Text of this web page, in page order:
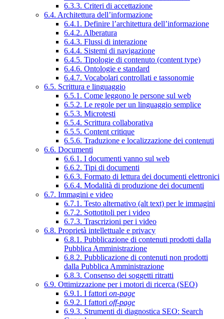
6.3.3. Criteri di accettazione
6.4. Architettura dell’informazione
6.4.1. Definire l’architettura dell’informazione
6.4.2. Alberatura
6.4.3. Flussi di interazione
6.4.4. Sistemi di navigazione
6.4.5. Tipologie di contenuto (content type)
6.4.6. Ontologie e standard
6.4.7. Vocabolari controllati e tassonomie
6.5. Scrittura e linguaggio
6.5.1. Come leggono le persone sul web
6.5.2. Le regole per un linguaggio semplice
6.5.3. Microtesti
6.5.4. Scrittura collaborativa
6.5.5. Content critique
6.5.6. Traduzione e localizzazione dei contenuti
6.6. Documenti
6.6.1. I documenti vanno sul web
6.6.2. Tipi di documenti
6.6.3. Formato di lettura dei documenti elettronici
6.6.4. Modalità di produzione dei documenti
6.7. Immagini e video
6.7.1. Testo alternativo (alt text) per le immagini
6.7.2. Sottotitoli per i video
6.7.3. Trascrizioni per i video
6.8. Proprietà intellettuale e privacy
6.8.1. Pubblicazione di contenuti prodotti dalla
Pubblica Amministrazione
6.8.2. Pubblicazione di contenuti non prodotti
dalla Pubblica Amministrazione
6.8.3. Consenso dei soggetti ritratti
6.9. Ottimizzazione per i motori di ricerca (SEO)
6.9.1. I fattori on-page
6.9.2. I fattori off-page
6.9.3. Strumenti di diagnostica SEO: Search